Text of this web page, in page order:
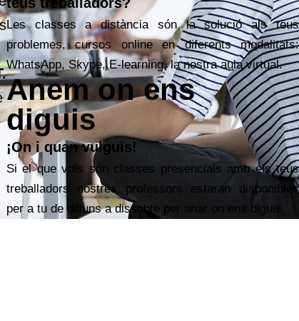
teus treballadors?
Les classes a distància són la solució als teus
problemes, cursos online en diferents modalitats:
WhatsApp, Skype, E-learning, la nostra aula virtual.
Anem on ens
diguis
¡On i quan vulguis!
Si el que vols són classes presencials amb els teus
treballadors nostres professors estaran disponibles
per a tu de dilluns a dissabte per anar on ens diguis.